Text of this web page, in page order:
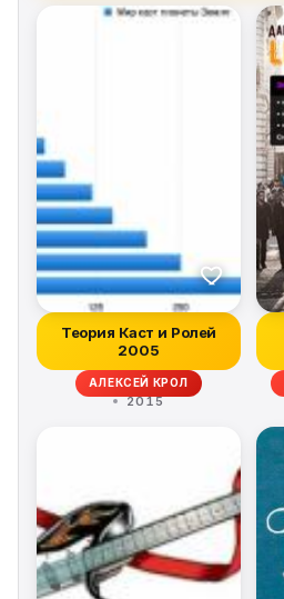
Теория Каст и Ролей
2005
АЛЕКСЕЙ КРОЛ
2015